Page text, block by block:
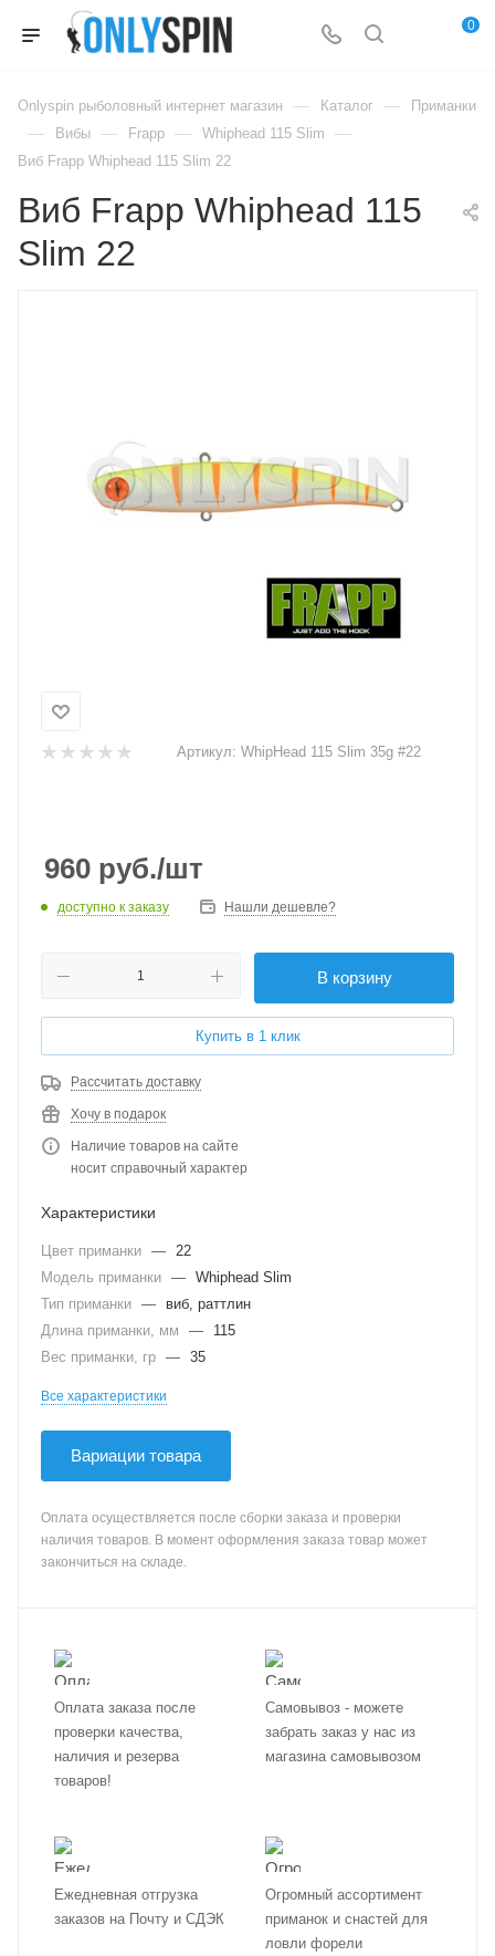
0
Onlyspin рыболовный интернет магазин — Каталог — Приманки
— Вибы — Frapp — Whiphead 115 Slim —
Виб Frapp Whiphead 115 Slim 22
Виб Frapp Whiphead 115
Slim 22
Артикул: WhipHead 115 Slim 35g #22
960 руб./шт
доступно к заказу Нашли дешевле?
В корзину
Купить в 1 клик
Рассчитать доставку
Хочу в подарок
Наличие товаров на сайте
носит справочный характер
Характеристики
Цвет приманки — 22
Модель приманки — Whiphead Slim
Тип приманки —
виб, раттлин
Длина приманки, мм
—
115
Вес приманки, гр — 35
Все характеристики
Вариации товара
Оплата осуществляется после сборки заказа и проверки
наличия товаров. В момент оформления заказа товар может
закончиться на складе.
Оплата заказа после
проверки качества,
наличия и резерва
товаров!
Самовывоз - можете
забрать заказ у нас из
магазина самовывозом
Ежедневная отгрузка
заказов на Почту и СДЭК
Огромный ассортимент
приманок и снастей для
ловли форели